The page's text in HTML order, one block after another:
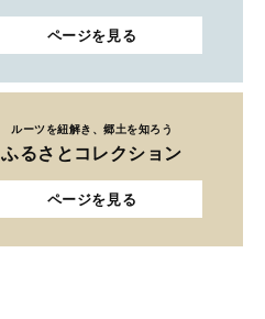
ページを見る
ルーツを紐解き、郷土を知ろう
ふるさとコレクション
ページを見る